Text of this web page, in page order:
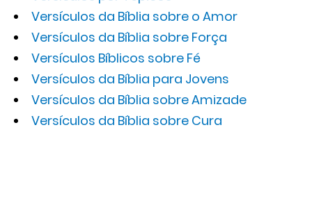
Versículos da Bíblia sobre o Amor
Versículos da Bíblia sobre Força
Versículos Bíblicos sobre Fé
Versículos da Bíblia para Jovens
Versículos da Bíblia sobre Amizade
Versículos da Bíblia sobre Cura